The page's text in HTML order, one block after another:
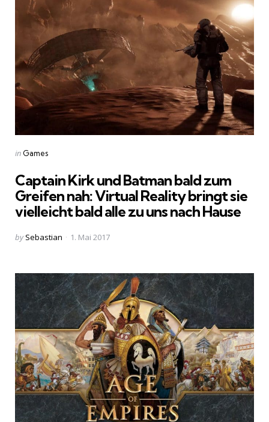
Categories
Posted
in Games
Captain Kirk und Batman bald zum
Greifen nah: Virtual Reality bringt sie
vielleicht bald alle zu uns nach Hause
Posted
by Sebastian 1. Mai 2017